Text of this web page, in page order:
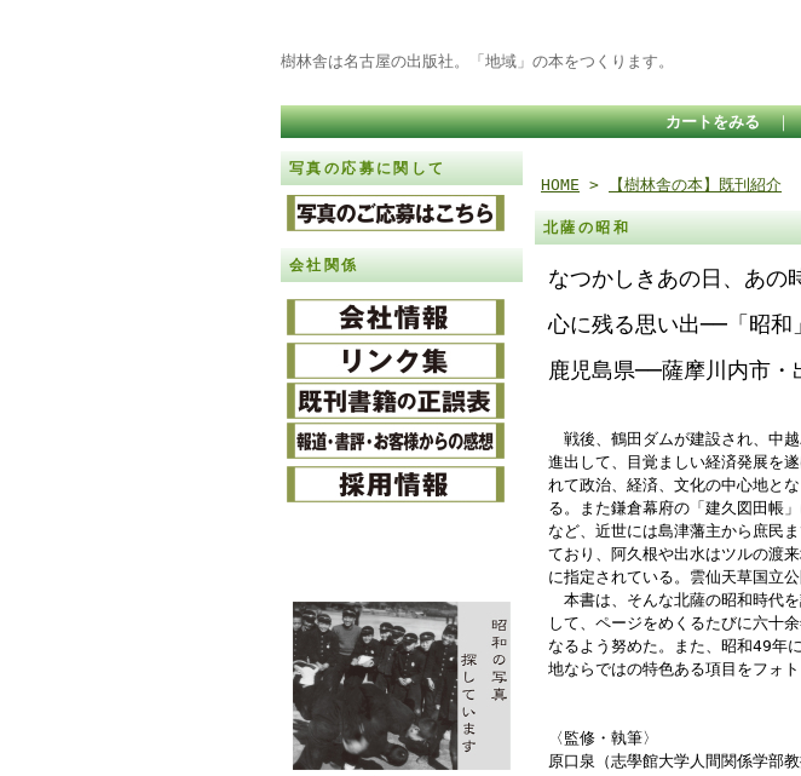
樹林舎は名古屋の出版社。「地域」の本をつくります。
カートをみる ｜
写真の応募に関して
会社関係
HOME > 【樹林舎の本】既刊紹介
北薩の昭和
なつかしきあの日、あの
心に残る思い出──「昭和
鹿児島県──薩摩川内市
戦後、鶴田ダムが建設され、中
進出して、目覚ましい経済発展を
れて政治、経済、文化の中心地と
る。また鎌倉幕府の「建久図田帳
など、近世には島津藩主から庶民
ており、阿久根や出水はツルの渡
に指定されている。雲仙天草国立
本書は、そんな北薩の昭和時代
して、ページをめくるたびに六十
なるよう努めた。また、昭和49年
地ならではの特色ある項目をフォ
〈監修・執筆〉
原口泉（志學館大学人間関係学部教